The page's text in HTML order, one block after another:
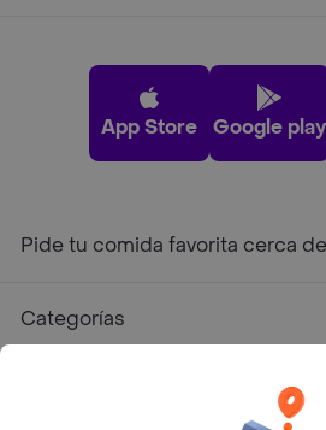
App Store Google play
Pide tu comida favorita cerca
Categorías